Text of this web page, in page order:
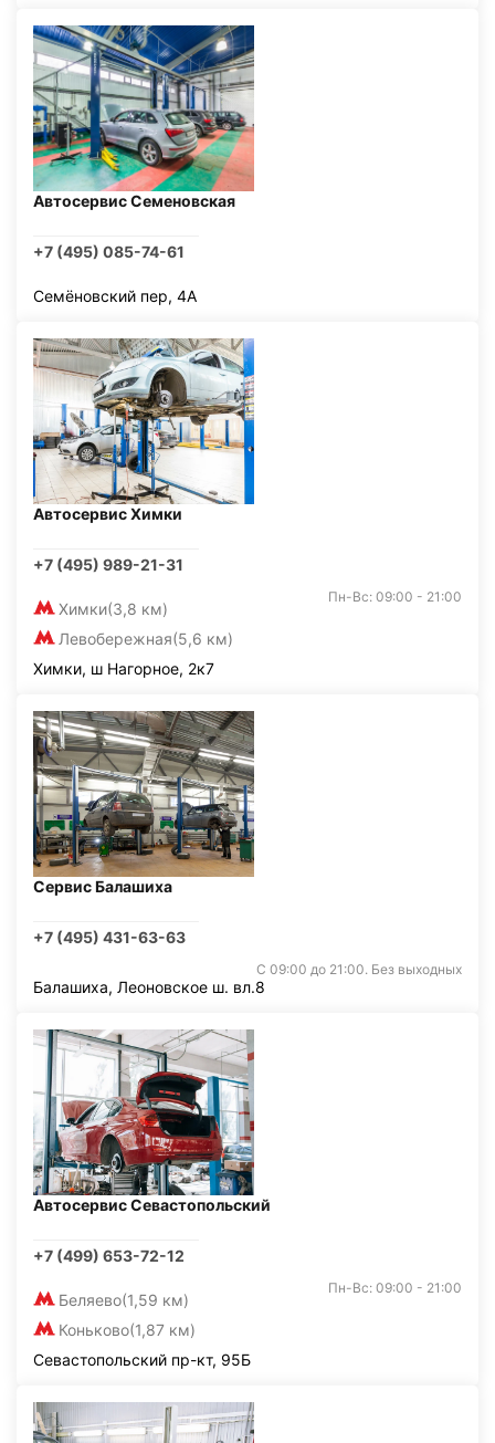
Автосервис Семеновская
+7 (495) 085-74-61
Семёновский пер, 4А
Автосервис Химки
+7 (495) 989-21-31
Химки(3,8 км)
Левобережная(5,6 км)
Пн-Вс: 09:00 - 21:00
Химки, ш Нагорное, 2к7
Сервис Балашиха
+7 (495) 431-63-63
С 09:00 до 21:00. Без выходных
Балашиха, Леоновское ш. вл.8
Автосервис Севастопольский
+7 (499) 653-72-12
Беляево(1,59 км)
Коньково(1,87 км)
Пн-Вс: 09:00 - 21:00
Севастопольский пр-кт, 95Б